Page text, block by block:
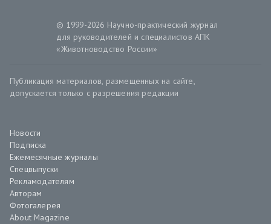
© 1999-2026 Научно-практический журнал
для руководителей и специалистов АПК
«Животноводство России»
Публикация материалов, размещенных на сайте,
допускается только с разрешения редакции
Новости
Подписка
Ежемесячные журналы
Спецвыпуски
Рекламодателям
Авторам
Фотогалерея
About Magazine